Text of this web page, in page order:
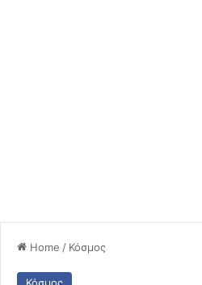
Home / Κόσμος
Κόσμος